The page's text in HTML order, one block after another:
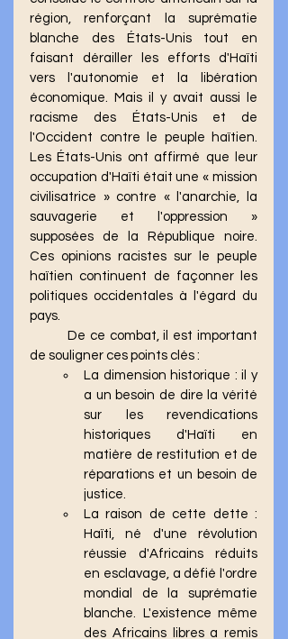
région, renforçant la suprématie
blanche des États-Unis tout en
faisant dérailler les efforts d'Haïti
vers l'autonomie et la libération
économique. Mais il y avait aussi le
racisme des États-Unis et de
l'Occident contre le peuple haïtien.
Les États-Unis ont affirmé que leur
occupation d'Haïti était une « mission
civilisatrice » contre « l'anarchie, la
sauvagerie et l'oppression »
supposées de la République noire.
Ces opinions racistes sur le peuple
haïtien continuent de façonner les
politiques occidentales à l'égard du
pays.
de souligner ces points clés :
La dimension historique : il y
a un besoin de dire la vérité
sur les revendications
historiques d'Haïti en
matière de restitution et de
réparations et un besoin de
justice.
La raison de cette dette :
Haïti, né d'une révolution
réussie d'Africains réduits
en esclavage, a défié l'ordre
mondial de la suprématie
blanche. L'existence même
des Africains libres a remis